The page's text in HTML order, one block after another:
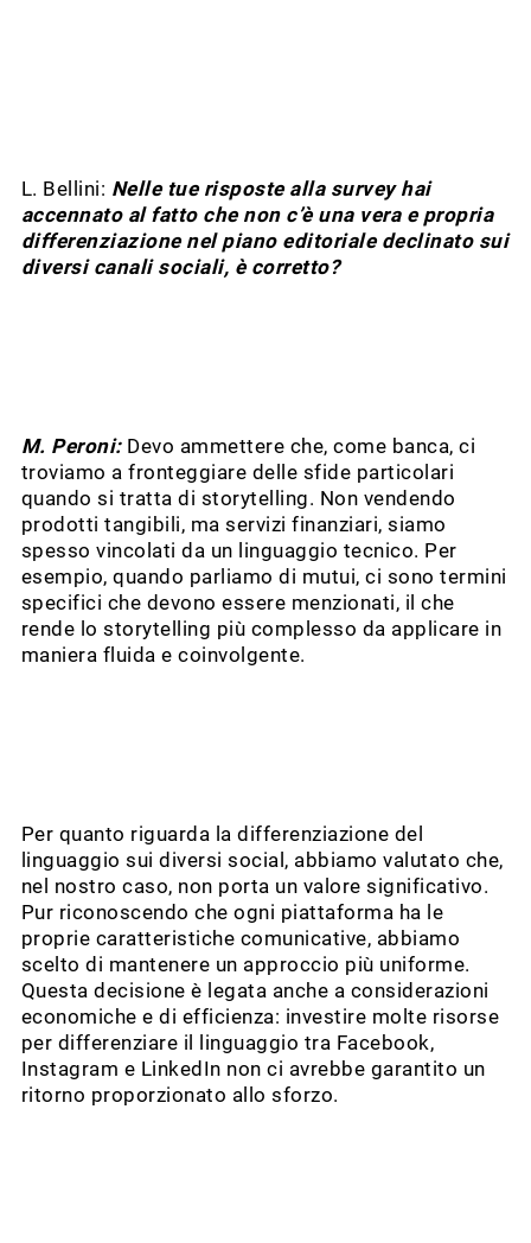
L. Bellini: Nelle tue risposte alla survey hai
accennato al fatto che non c’è una vera e propria
differenziazione nel piano editoriale declinato sui
diversi canali sociali, è corretto?
M. Peroni:Devo ammettere che, come banca, ci
troviamo a fronteggiare delle sfide particolari
quando si tratta di storytelling. Non vendendo
prodotti tangibili, ma servizi finanziari, siamo
spesso vincolati da un linguaggio tecnico. Per
esempio, quando parliamo di mutui, ci sono termini
specifici che devono essere menzionati, il che
rende lo storytelling più complesso da applicare in
maniera fluida e coinvolgente.
Per quanto riguarda la differenziazione del
linguaggio sui diversi social, abbiamo valutato che,
nel nostro caso, non porta un valore significativo.
Pur riconoscendo che ogni piattaforma ha le
proprie caratteristiche comunicative, abbiamo
scelto di mantenere un approccio più uniforme.
Questa decisione è legata anche a considerazioni
economiche e di efficienza: investire molte risorse
per differenziare il linguaggio tra Facebook,
Instagram e LinkedIn non ci avrebbe garantito un
ritorno proporzionato allo sforzo.